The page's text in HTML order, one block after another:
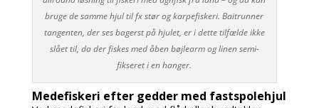
bruge de samme hjul til fx stør og karpefiskeri. Baitrunner
tangenten, der ses bagerst på hjulet, er i dette tilfælde ikke
slået til, da der fiskes med åben bøjlearm og linen semi-
fikseret i en hanger.
Medefiskeri efter gedder med fastspolehjul